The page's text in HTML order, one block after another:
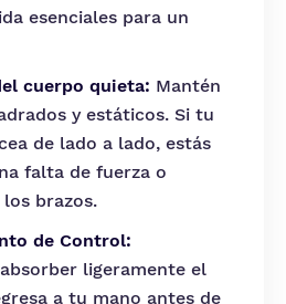
esenciales para un
cuerpo quieta: Mantén
y estáticos. Si tu
de lado a lado, estás
falta de fuerza o
brazos.
de Control:
ligeramente el
a tu mano antes de